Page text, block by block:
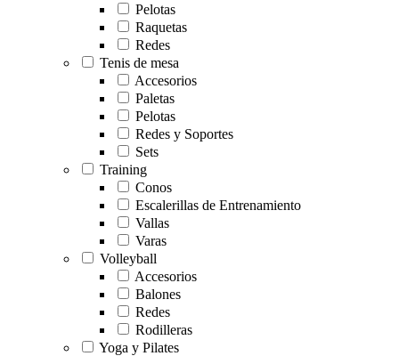
Pelotas
Raquetas
Redes
Tenis de mesa
Accesorios
Paletas
Pelotas
Redes y Soportes
Sets
Training
Conos
Escalerillas de Entrenamiento
Vallas
Varas
Volleyball
Accesorios
Balones
Redes
Rodilleras
Yoga y Pilates